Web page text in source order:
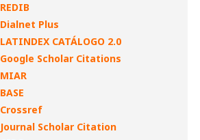
REDIB
Dialnet Plus
LATINDEX CATÁLOGO 2.0
Google Scholar Citations
MIAR
BASE
Crossref
Journal Scholar Citation